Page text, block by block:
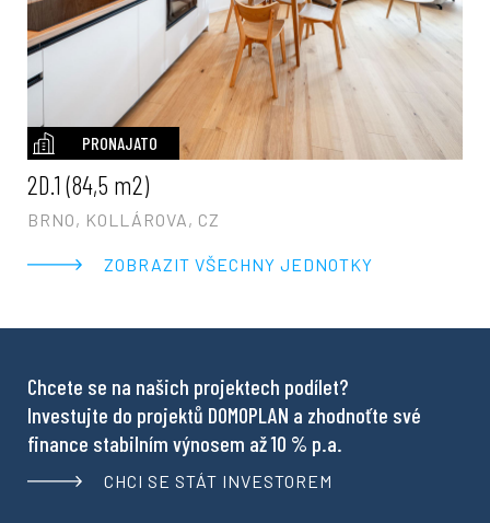
PRONAJATO
2D.1 (84,5 m2)
BRNO, KOLLÁROVA, CZ
ZOBRAZIT VŠECHNY JEDNOTKY
Chcete se na našich projektech podílet?
Investujte do projektů DOMOPLAN a zhodnoťte své
finance stabilním výnosem až 10 % p.a.
CHCI SE STÁT INVESTOREM